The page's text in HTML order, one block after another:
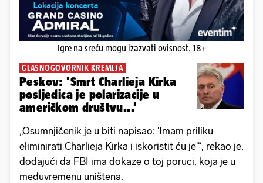
Igre na sreću mogu izazvati ovisnost. 18+
GLASNOGOVORNIK KREMLJA
Peskov: 'Smrt Charlieja Kirka
posljedica je polarizacije u
američkom društvu...'
„Osumnjičenik je u biti napisao: 'Imam priliku
eliminirati Charlieja Kirka i iskoristit ću je'“, rekao je,
dodajući da FBI ima dokaze o toj poruci, koja je u
međuvremenu uništena.